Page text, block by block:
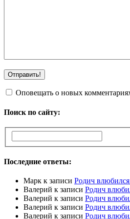
Оповещать о новых
Поиск по сайту:
Последние ответы:
Марк к записи Родич
Валерий к записи Родич
Валерий к записи Родич
Валерий к записи Родич
Валерий к записи Родич